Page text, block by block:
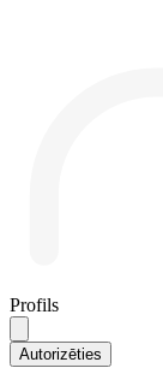
Profils
Autorizēties